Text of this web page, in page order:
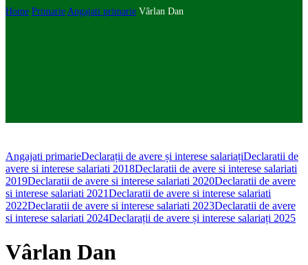
Home Primarie Angajati primarie Vârlan Dan
Angajati primarieDeclarații de avere și interese salariațiDeclaratii de
avere si interese salariati 2018Declaratii de avere si interese salariati
2019Declaratii de avere si interese salariati 2020Declaratii de avere
si interese salariati 2021Declaratii de avere si interese salariati
2022Declaratii de avere si interese salariati 2023Declaratii de avere
si interese salariati 2024Declarații de avere și interese salariați 2025
Vârlan Dan